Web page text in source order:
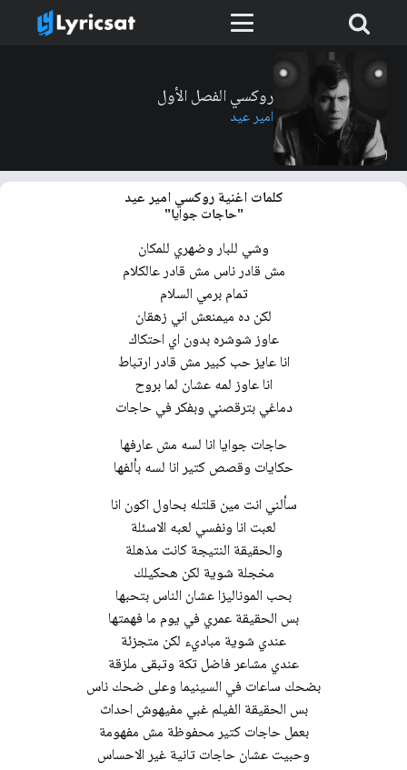
روكسي الفصل الأول
امير عيد
كلمات اغنية روكسي امير عيد
"حاجات جوايا"
وشي للبار وضهري للمكان
مش قادر ناس مش قادر عالكلام
تمام برمي السلام
لكن ده ميمنعش اني زهقان
عاوز شوشره بدون اي احتكاك
انا عايز حب كبير مش قادر ارتباط
انا عاوز لمه عشان لما بروح
دماغي بترقصني وبفكر في حاجات
حاجات جوايا انا لسه مش عارفها
حكايات وقصص كتير انا لسه بألفها
سألني انت مين قلتله بحاول اكون انا
لعبت انا ونفسي لعبه الاسئلة
والحقيقة النتيجة كانت مذهلة
مخجلة شوية لكن هحكيلك
بحب الموناليزا عشان الناس بتحبها
بس الحقيقة عمري في يوم ما فهمتها
عندي شوية مباديء لكن متجزئة
عندي مشاعر فاضل تكة وتبقى ملزقة
بضحك ساعات في السينيما وعلى ضحك ناس
بس الحقيقة الفيلم غبي مفيهوش احداث
بعمل حاجات كتير محفوظة مش مفهومة
وحبيت عشان حاجات تانية غير الاحساس